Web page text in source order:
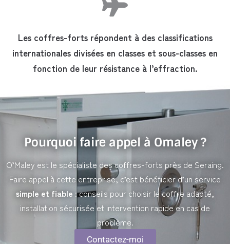
Les coffres-forts répondent à des classifications
internationales divisées en classes et sous-classes en
fonction de leur résistance à l’effraction.
O’Maley est le spécialiste des coffres-forts près de Seraing.
Faire appel à cette entreprise, c’est bénéficier d’un service
simple et fiable : conseils pour choisir le coffre adapté,
installation sécurisée et intervention rapide en cas de
problème.
Contactez-moi
Pourquoi faire appel à Omaley ?